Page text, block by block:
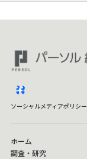
ソーシャルメディアポリシー
ホーム
調査・研究